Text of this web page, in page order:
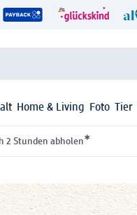
Home & Living Foto Tier
2 Stunden abholen*